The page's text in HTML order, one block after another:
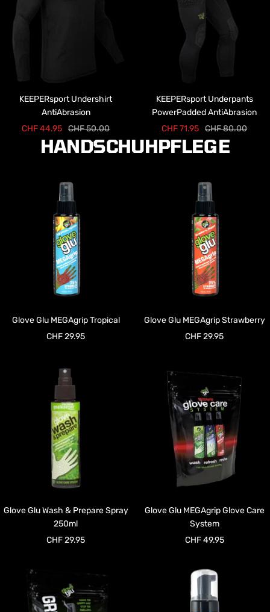
KEEPERsport Undershirt
AntiAbrasion
Angebotspreis
CHF 44.95 Regulärer
Preis
CHF 50.00
KEEPERsport Underpants
PowerPadded AntiAbrasion
Angebotspreis
CHF 71.95 Regulärer
Preis
CHF 80.00
HANDSCHUHPFLEGE
Glove Glu MEGAgrip Tropical
Angebotspreis
CHF 29.95
Glove Glu MEGAgrip Strawberry
Angebotspreis
CHF 29.95
Glove Glu Wash & Prepare Spray
250ml
Angebotspreis
CHF 29.95
Glove Glu MEGAgrip Glove Care
System
Angebotspreis
CHF 49.95